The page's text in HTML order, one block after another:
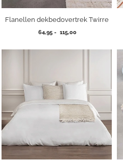
Flanellen dekbedovertrek Twirre
64,95 - 115,00Prijsklasse:
tot